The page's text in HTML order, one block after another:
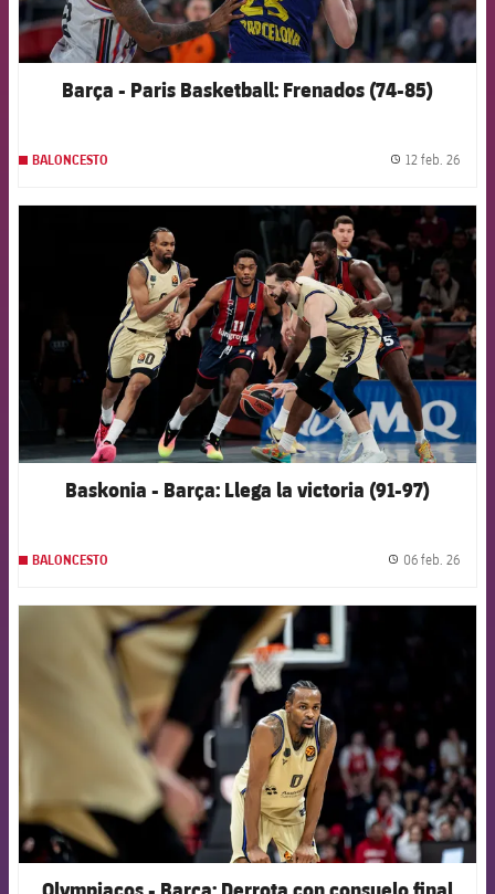
Barça - Paris Basketball: Frenados (74-85)
BALONCESTO 12 feb. 26
FCB Barcelona badge
Baskonia - Barça: Llega la victoria (91-97)
BALONCESTO 06 feb. 26
FCB Barcelona badge